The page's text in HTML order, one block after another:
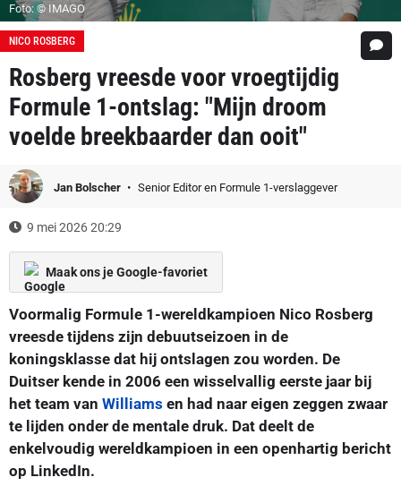
Foto: © IMAGO
NICO ROSBERG
Rosberg vreesde voor vroegtijdig
Formule 1-ontslag: "Mijn droom
voelde breekbaarder dan ooit"
Jan Bolscher Senior Editor en Formule 1-verslaggever
9 mei 2026 20:29
Maak ons je Google-favoriet
Voormalig Formule 1-wereldkampioen Nico Rosberg
vreesde tijdens zijn debuutseizoen in de
koningsklasse dat hij ontslagen zou worden. De
Duitser kende in 2006 een wisselvallig eerste jaar bij
het team van Williams en had naar eigen zeggen zwaar
te lijden onder de mentale druk. Dat deelt de
enkelvoudig wereldkampioen in een openhartig bericht
op LinkedIn.